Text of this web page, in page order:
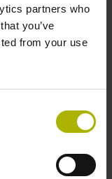
partners who
you’ve
from your use
和設備，